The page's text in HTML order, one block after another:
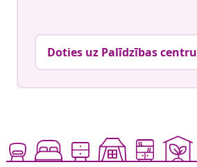
Doties uz Palīdzības centru